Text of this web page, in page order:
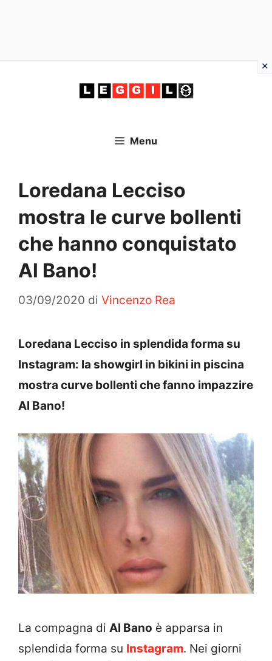
Menu
Loredana Lecciso
mostra le curve bollenti
che hanno conquistato
Al Bano!
03/09/2020 di Vincenzo Rea
Loredana Lecciso in splendida forma su
Instagram: la showgirl in bikini in piscina
mostra curve bollenti che fanno impazzire
Al Bano!
La compagna di Al Bano è apparsa in
splendida forma su Instagram. Nei giorni